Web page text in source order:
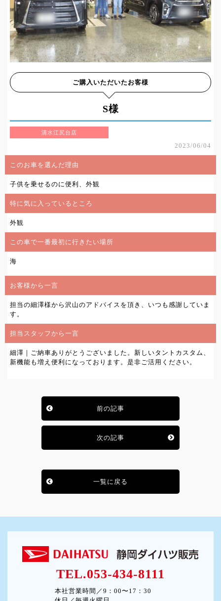
ご購入いただいたお客様
S様
清水江尻台店
2023/06/04
このお車を選んだ理由
子供を乗せるのに便利、外観
特に気に入っているところ
外観
この車で一番最初に行きたい場所
海
お客様から一言
担当の細澤様から沢山のアドバイスを頂き、いつも感謝していま
す。
担当スタッフから一言
細澤｜ご納車ありがとうございました。新しいタントカスタム、
新機能も増え便利になっております。是非ご活用ください。
前の記事
次の記事
一覧に戻る
TEL.053-434-8111
本社営業時間／9：00〜17：30